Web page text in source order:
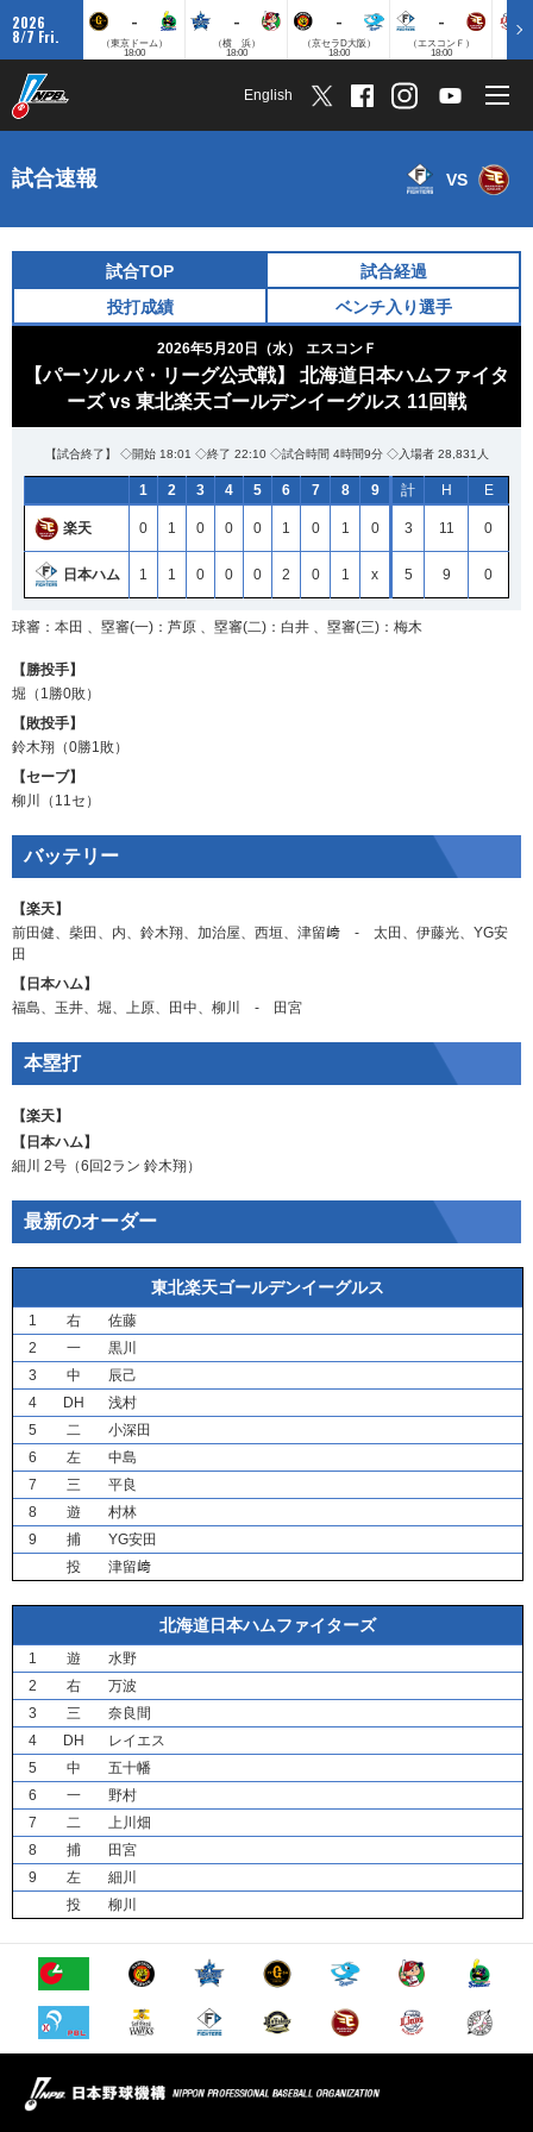
2026
8/7 Fri.
-
（東京ドーム）
18:00
-
（横 浜）
18:00
-
（京セラD大阪）
18:00
-
（エスコンＦ）
18:00
English
試合速報 VS
試合TOP
試合経過
投打成績
ベンチ入り選手
2026年5月20日（水） エスコンＦ
【パーソル パ・リーグ公式戦】 北海道日本ハムファイタ
ーズ vs 東北楽天ゴールデンイーグルス 11回戦
【試合終了】 ◇開始 18:01 ◇終了 22:10 ◇試合時間 4時間9分 ◇入場者 28,831人
1 2 3 4 5 6 7 8 9 計 H E
楽天 0 1 0 0 0 1 0 1 0 3 11 0
日本ハム 1 1 0 0 0 2 0 1 x 5 9 0
球審：本田 、塁審(一)：芦原 、塁審(二)：白井 、塁審(三)：梅木
【勝投手】
堀 （1勝0敗）
【敗投手】
鈴木翔 （0勝1敗）
【セーブ】
柳川
（11セ）
バッテリー
【楽天】
前田健、 柴田 、 内、 鈴木翔、 加治屋、 西垣、 津留﨑 ‐ 太田 、 伊藤光、 YG安
田
【日本ハム】
福島、 玉井、 堀、 上原、 田中、 柳川 ‐ 田宮
本塁打
【楽天】
【日本ハム】
細川 2号（6回2ラン 鈴木翔 ）
最新のオーダー
東北楽天ゴールデンイーグルス
1 右
佐藤
2
一
黒川
3
中
辰己
4
DH
浅村
5
二
小深田
6
左
中島
7
三
平良
8
遊
村林
9
捕
YG安田
投
津留﨑
北海道日本ハムファイターズ
1 遊
水野
2
右
万波
3
三
奈良間
4
DH
レイエス
5
中
五十幡
6
一
野村
7
二
上川畑
8
捕
田宮
9
左
細川
投
柳川